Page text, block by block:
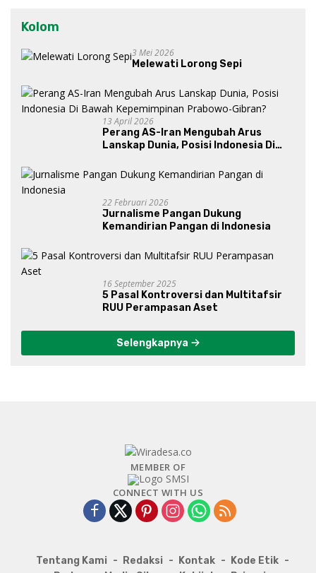
Kolom
3 Mei 2026
Melewati Lorong Sepi
13 April 2026
Perang AS-Iran Mengubah Arus
Lanskap Dunia, Posisi Indonesia Di
Gibran?
22 Februari 2026
Jurnalisme Pangan Dukung
Kemandirian Pangan di Indonesia
16 September 2025
5 Pasal Kontroversi dan Multitafsir
RUU Perampasan Aset
Selengkapnya
MEMBER OF
CONNECT WITH US
Tentang Kami Redaksi Kontak
Kode Etik